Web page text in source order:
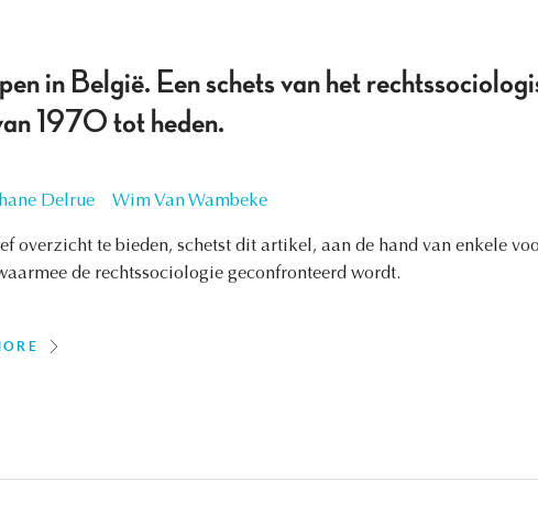
in België. Een schets van het
1970 tot heden.
Delrue Wim Van Wambeke
overzicht te bieden, schetst dit artikel, aan de hand van enkele
de rechtssociologie geconfronteerd wordt.